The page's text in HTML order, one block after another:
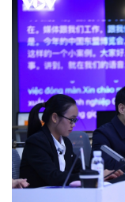
Quan sát
Cuộc sống đó đây
Hồ sơ